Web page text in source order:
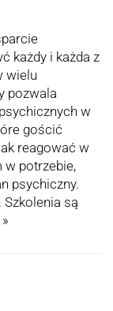
każdy i każda z
wielu
pozwala
w
gościć
reagować w
w potrzebie,
psychiczny.
Szkolenia są